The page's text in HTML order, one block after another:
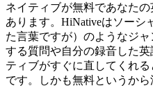
ネイティブが無料であなた
あります。HiNativeはソーシ
た言葉ですが）のようなジ
する質問や自分の録音した
ティブがすぐに直してくれ
です。しかも無料というから